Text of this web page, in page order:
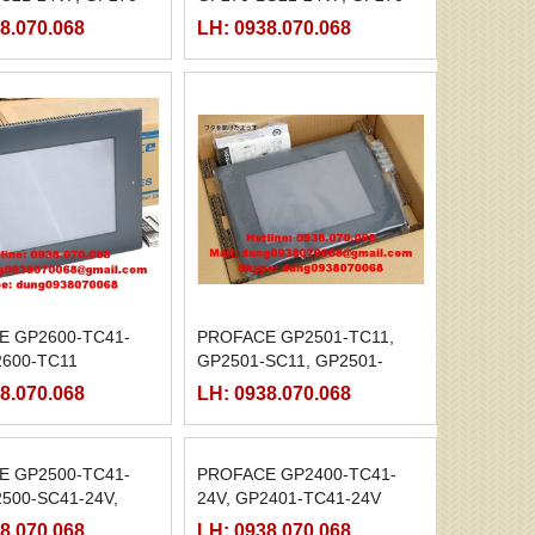
LG31-24V,
LH: 0938.070.068
GP2600-TC41-
TC11
PROFACE GP2501-TC11,
GP2501-SC11, GP2501-
SC41
LH: 0938.070.068